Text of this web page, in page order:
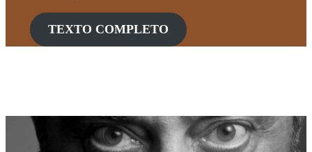
TEXTO COMPLETO